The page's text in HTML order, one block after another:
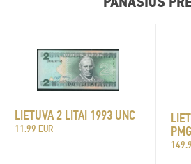
LIETUVA 2 LITAI 1993 UNC
11.99 EUR